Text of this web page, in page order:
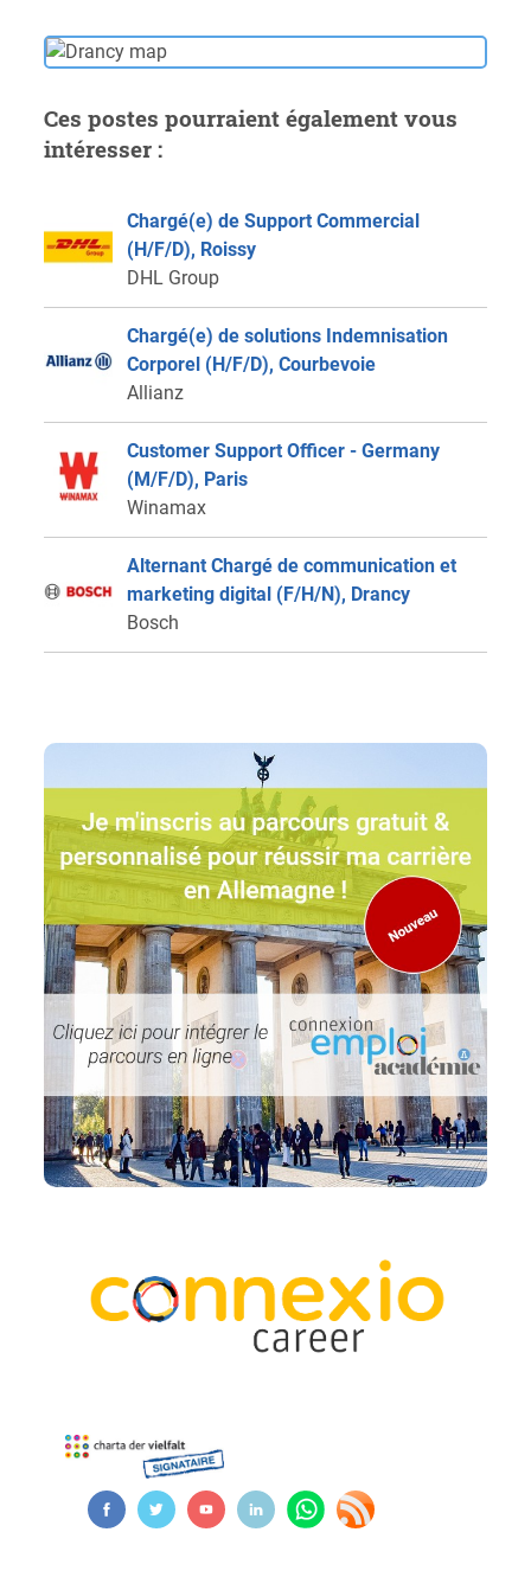
Ces postes pourraient également vous
intéresser :
Chargé(e) de Support Commercial
(H/F/D), Roissy
DHL Group
Chargé(e) de solutions Indemnisation
Corporel (H/F/D), Courbevoie
Allianz
Customer Support Officer - Germany
(M/F/D), Paris
Winamax
Alternant Chargé de communication et
marketing digital (F/H/N), Drancy
Bosch